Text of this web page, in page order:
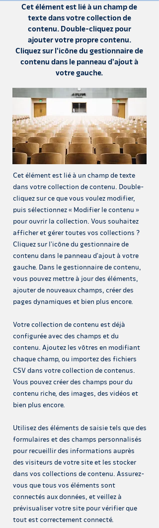
Cet élément est lié à un champ de
texte dans votre collection de
contenu. Double-cliquez pour
ajouter votre propre contenu.
Cliquez sur l'icône du gestionnaire de
contenu dans le panneau d'ajout à
votre gauche.
Cet élément est lié à un champ de texte
dans votre collection de contenu. Double-
cliquez sur ce que vous voulez modifier,
puis sélectionnez « Modifier le contenu »
pour ouvrir la collection. Vous souhaitez
afficher et gérer toutes vos collections ?
Cliquez sur l'icône du gestionnaire de
contenu dans le panneau d'ajout à votre
gauche. Dans le gestionnaire de contenu,
vous pouvez mettre à jour des éléments,
ajouter de nouveaux champs, créer des
pages dynamiques et bien plus encore.
Votre collection de contenu est déjà
configurée avec des champs et du
contenu. Ajoutez les vôtres en modifiant
chaque champ, ou importez des fichiers
CSV dans votre collection de contenus.
Vous pouvez créer des champs pour du
contenu riche, des images, des vidéos et
bien plus encore.
Utilisez des éléments de saisie tels que des
formulaires et des champs personnalisés
pour recueillir des informations auprès
des visiteurs de votre site et les stocker
dans vos collections de contenu. Assurez-
vous que tous vos éléments sont
connectés aux données, et veillez à
prévisualiser votre site pour vérifier que
tout est correctement connecté.